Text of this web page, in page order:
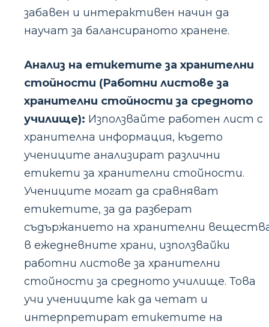
забавен и интерактивен начин да
научат за балансираното хранене.
Анализ на етикетите за хранителни
стойности (Работни листове за
хранителни стойности за средното
училище): Използвайте работен лист с
хранителна информация, където
учениците анализират различни
етикети за хранителни стойности.
Учениците могат да сравняват
етикетите, за да разберат
съдържанието на хранителни
в ежедневните храни, използвайки
работни листове за хранителни
стойности за средното училище. Това
учи учениците как да четат и
интерпретират етикетите на